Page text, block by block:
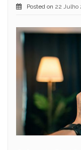
Posted on 22 Julho